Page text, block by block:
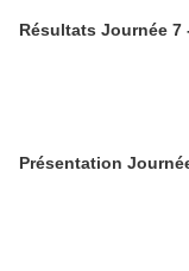
Résultats Journée 7
Présentation